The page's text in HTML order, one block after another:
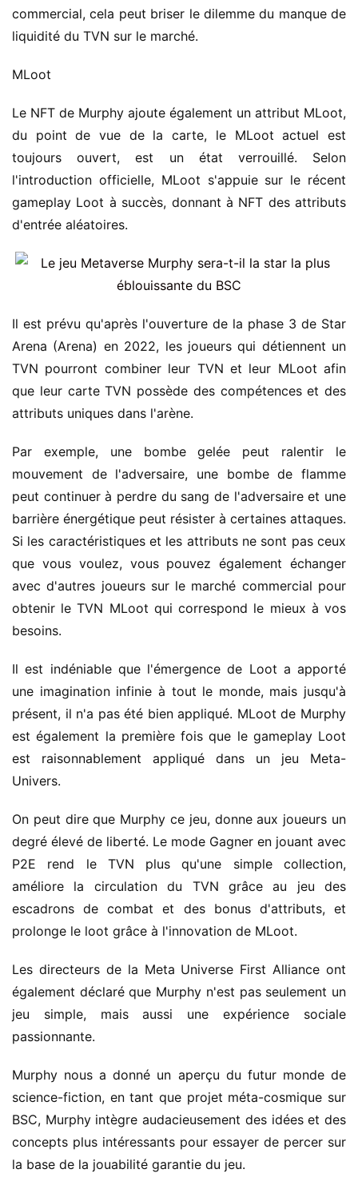
commercial, cela peut briser le dilemme du manque de
liquidité du TVN sur le marché.
MLoot
Le NFT de Murphy ajoute également un attribut MLoot,
du point de vue de la carte, le MLoot actuel est
toujours ouvert, est un état verrouillé. Selon
l'introduction officielle, MLoot s'appuie sur le récent
gameplay Loot à succès, donnant à NFT des attributs
d'entrée aléatoires.
Il est prévu qu'après l'ouverture de la phase 3 de Star
Arena (Arena) en 2022, les joueurs qui détiennent un
TVN pourront combiner leur TVN et leur MLoot afin
que leur carte TVN possède des compétences et des
attributs uniques dans l'arène.
Par exemple, une bombe gelée peut ralentir le
mouvement de l'adversaire, une bombe de flamme
peut continuer à perdre du sang de l'adversaire et une
barrière énergétique peut résister à certaines attaques.
Si les caractéristiques et les attributs ne sont pas ceux
que vous voulez, vous pouvez également échanger
avec d'autres joueurs sur le marché commercial pour
obtenir le TVN MLoot qui correspond le mieux à vos
besoins.
Il est indéniable que l'émergence de Loot a apporté
une imagination infinie à tout le monde, mais jusqu'à
présent, il n'a pas été bien appliqué. MLoot de Murphy
est également la première fois que le gameplay Loot
est raisonnablement appliqué dans un jeu Meta-
Univers.
On peut dire que Murphy ce jeu, donne aux joueurs un
degré élevé de liberté. Le mode Gagner en jouant avec
P2E rend le TVN plus qu'une simple collection,
améliore la circulation du TVN grâce au jeu des
escadrons de combat et des bonus d'attributs, et
prolonge le loot grâce à l'innovation de MLoot.
Les directeurs de la Meta Universe First Alliance ont
également déclaré que Murphy n'est pas seulement un
jeu simple, mais aussi une expérience sociale
passionnante.
Murphy nous a donné un aperçu du futur monde de
science-fiction, en tant que projet méta-cosmique sur
BSC, Murphy intègre audacieusement des idées et des
concepts plus intéressants pour essayer de percer sur
la base de la jouabilité garantie du jeu.